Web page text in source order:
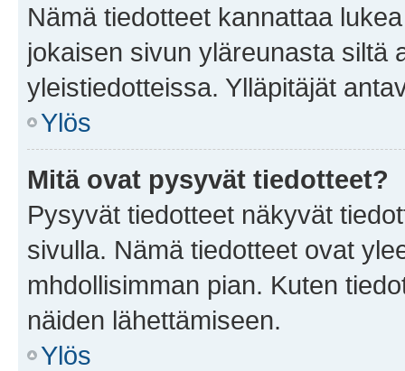
Nämä tiedotteet kannattaa
jokaisen sivun yläreunasta siltä
yleistiedotteissa. Ylläpitäjät
Ylös
Mitä ovat pysyvät tiedotteet?
Pysyvät tiedotteet näkyvät
sivulla. Nämä tiedotteet ovat
mhdollisimman pian. Kuten
näiden lähettämiseen.
Ylös